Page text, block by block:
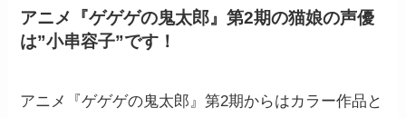
アニメ『ゲゲゲの鬼太郎』第2期の猫娘の声優
は”小串容子”です！
アニメ『ゲゲゲの鬼太郎』第2期からはカラー作品と